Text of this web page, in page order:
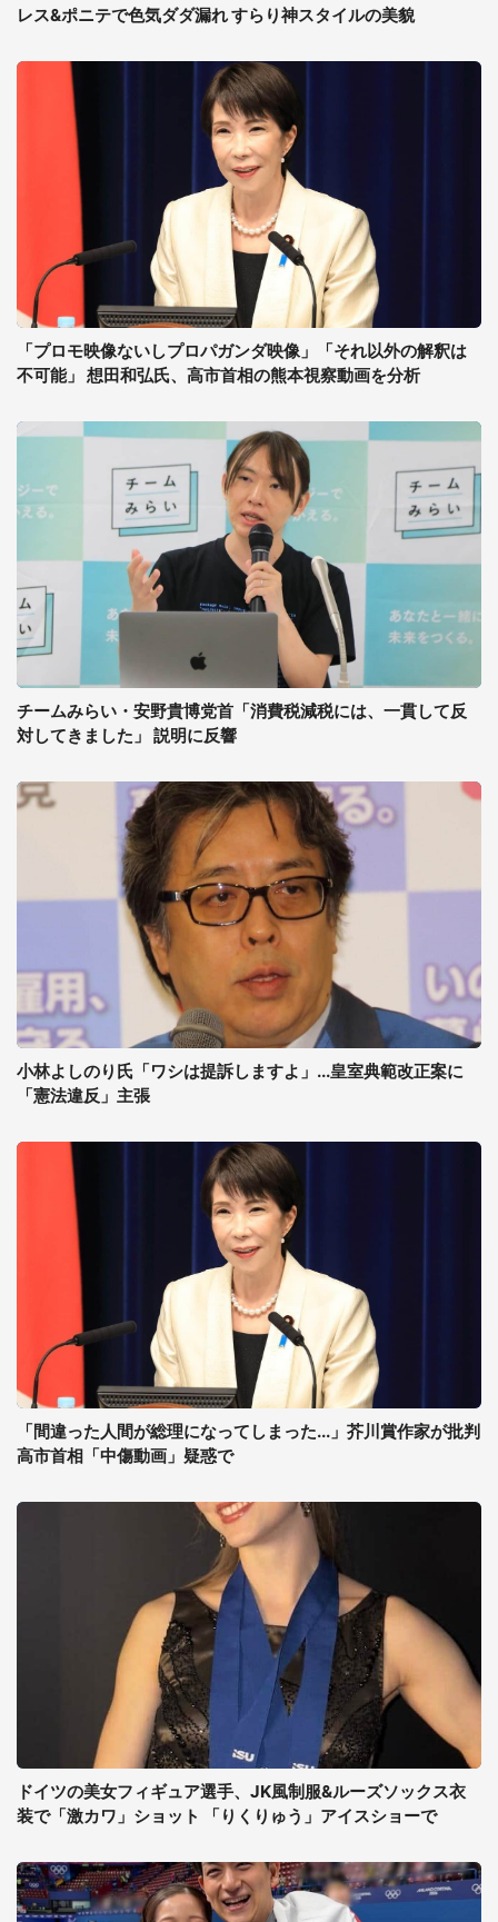
レス&ポニテで色気ダダ漏れ すらり神スタイルの美貌
「プロモ映像ないしプロパガンダ映像」「それ以外の解釈は
不可能」 想田和弘氏、高市首相の熊本視察動画を分析
チームみらい・安野貴博党首「消費税減税には、一貫して反
対してきました」 説明に反響
小林よしのり氏「ワシは提訴しますよ」...皇室典範改正案に
「憲法違反」主張
「間違った人間が総理になってしまった...」芥川賞作家が批判
高市首相「中傷動画」疑惑で
ドイツの美女フィギュア選手、JK風制服&ルーズソックス衣
装で「激カワ」ショット 「りくりゅう」アイスショーで